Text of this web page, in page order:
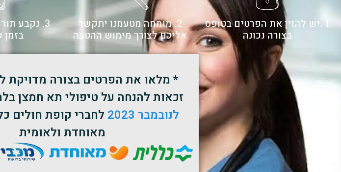
1 .יש להזין את הפרטים בטופס
בצורה נכונה
2. מומחה מטעמנו יתקשר
אליכם לצורך מימוש ההטבה
3. נקבע
בזמן
* מלאו את הפרטים בצורה מדויקת
זכאות להנחה על טיפולי תא חמצן
לנובמבר 2023
לחברי קופת חולים
מאוחדת ולאומית